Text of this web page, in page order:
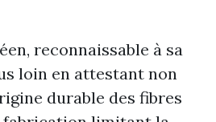
reconnaissable à sa
loin en attestant non
durable des fibres